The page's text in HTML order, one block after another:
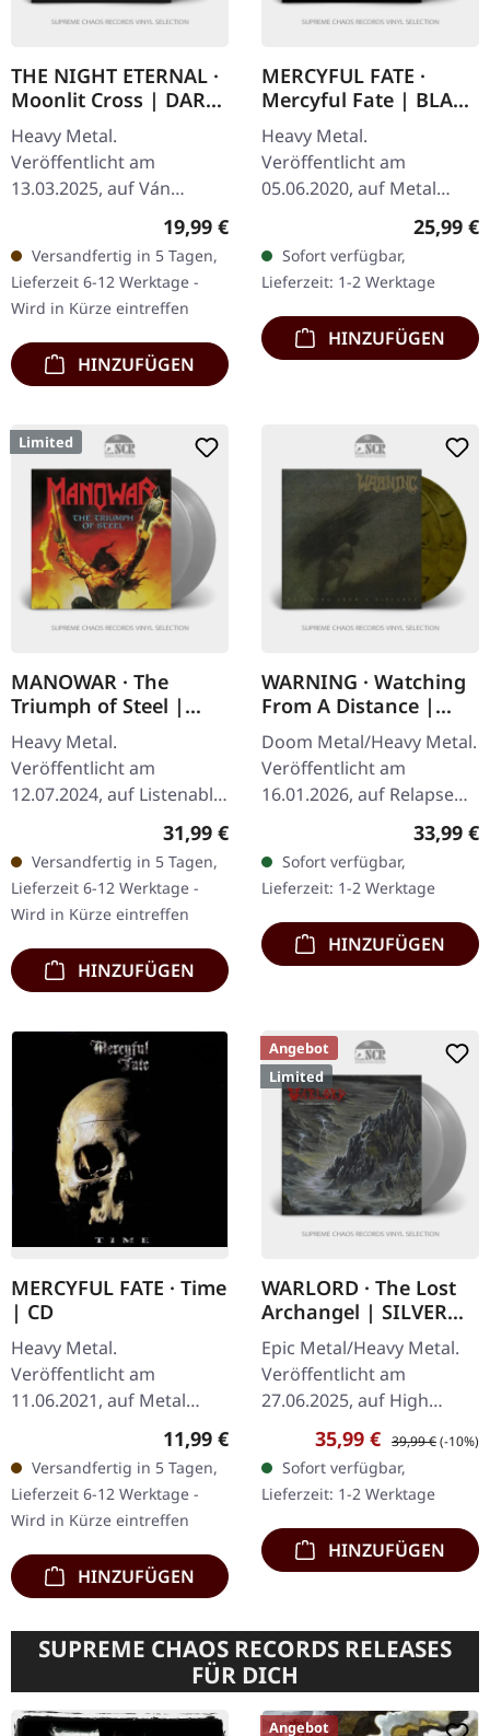
THE NIGHT ETERNAL ·
Moonlit Cross | DARK
SMOKE LP
Heavy Metal.
Veröffentlicht am
13.03.2025, auf Ván
Dinkelrot/Schwarz "Dark
Smoke" marmoriertes
Vinyl, vollfarbiges
Gatefold Cover in Jacket,…
Regulärer Preis:
19,99 €
Versandfertig in 5 Tagen,
Lieferzeit 6-12 Werktage -
Wird in Kürze eintreffen
HINZUFÜGEN
MERCYFUL FATE ·
Mercyful Fate | BLACK
LP
Heavy Metal.
Veröffentlicht am
05.06.2020, auf Metal
Blade Records. Schwarzes
Vinyl mit Download-Card.
Die selbstbetitelte EP von
Mercyful Fate ist…
25,99 €
Sofort verfügbar,
Lieferzeit: 1-2 Werktage
HINZUFÜGEN
Limited
MANOWAR · The
Triumph of Steel |
TRANSPARENT SILVER
2LP
Heavy Metal.
Veröffentlicht am
12.07.2024, auf Listenable
Doppel-Vinyl im Gatefold-
Cover. Limitierte Auflage.
Manowars siebtes…
Regulärer Preis:
31,99 €
Versandfertig in 5 Tagen,
Lieferzeit 6-12 Werktage -
Wird in Kürze eintreffen
HINZUFÜGEN
WARNING · Watching
From A Distance |
BROWN/BLACK 2LP
Doom Metal/Heavy Metal.
Veröffentlicht am
16.01.2026, auf Relapse
Records. Labradorit
marmoriertes Doppel-
Vinyl im Gatefold-Cover.
Warning liefern…
33,99 €
Sofort verfügbar,
Lieferzeit: 1-2 Werktage
HINZUFÜGEN
MERCYFUL FATE · Time
| CD
Heavy Metal.
Veröffentlicht am
11.06.2021, auf Metal
Blade Records. CD im
Jewelcase. "Time" von
Mercyful Fate ist ein
Meisterwerk der dunklen
Kunst…
Regulärer Preis:
11,99 €
Versandfertig in 5 Tagen,
Lieferzeit 6-12 Werktage -
Wird in Kürze eintreffen
HINZUFÜGEN
Angebot
Limited
WARLORD · The Lost
Archangel | SILVER
2LP
Epic Metal/Heavy Metal.
Veröffentlicht am
27.06.2025, auf High
Roller Records. Silbernes
Doppel-Vinyl im Gatefold
Cover mit 425gsm
schwerem Karton…
Verkaufspreis:
35,99 € Regulärer Preis:
39,99 €(-10%)
Sofort verfügbar,
Lieferzeit: 1-2 Werktage
HINZUFÜGEN
SUPREME CHAOS RECORDS RELEASES
FÜR DICH
Angebot